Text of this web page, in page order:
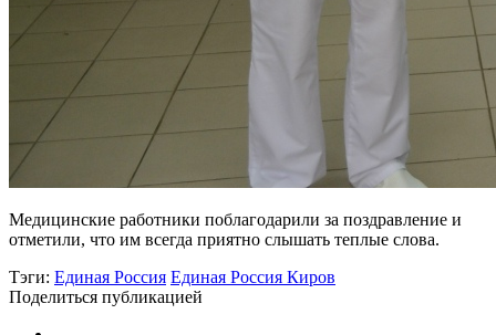
Медицинские работники поблагодарили за поздравление и
отметили, что им всегда приятно слышать теплые слова.
Тэги: Единая Россия Единая Россия Киров
Поделиться публикацией